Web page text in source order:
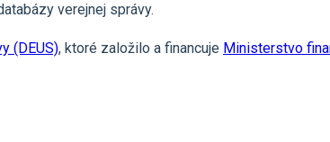
verejnej správy.
(DEUS), ktoré založilo a financuje Ministerstvo